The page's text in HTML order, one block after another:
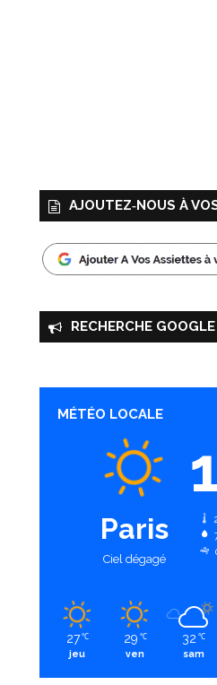
AJOUTEZ‑NOUS À
RECHERCHE GOOGLE
MÉTÉO LOCALE
Paris
Ciel dégagé
27 ℃
jeu
29 ℃
ven
32 ℃
sam